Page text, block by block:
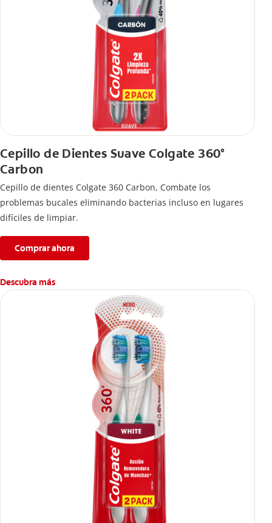
Cepillo de Dientes Suave Colgate 360°
Carbon
Cepillo de dientes Colgate 360 ​​Carbon, Combate los
problemas bucales eliminando bacterias incluso en lugares
difíciles de limpiar.
Comprar ahora
Descubra más